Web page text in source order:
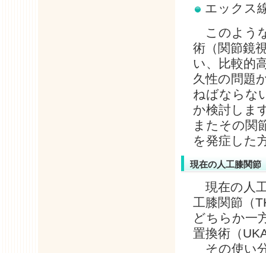
エックス
このよう
術（関節鏡
い、比較的
久性の問題
ねばならな
か検討しま
またその関
を発症した
現在の人工膝関節
現在の人
工膝関節（
どちらか一
置換術（
その使い